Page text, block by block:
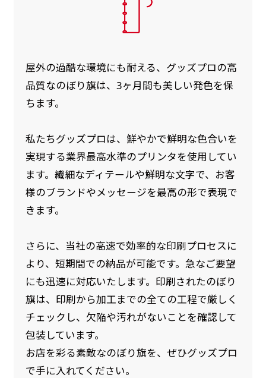
屋外の過酷な環境にも耐える、グッズプロの高
品質なのぼり旗は、3ヶ月間も美しい発色を保
ちます。
私たちグッズプロは、鮮やかで鮮明な色合いを
実現する業界最高水準のプリンタを使用してい
ます。繊細なディテールや鮮明な文字で、お客
様のブランドやメッセージを最高の形で表現で
きます。
さらに、当社の高速で効率的な印刷プロセスに
より、短期間での納品が可能です。急なご要望
にも迅速に対応いたします。印刷されたのぼり
旗は、印刷から加工までの全ての工程で厳しく
チェックし、欠陥や汚れがないことを確認して
包装しています。
お店を彩る素敵なのぼり旗を、ぜひグッズプロ
で手に入れてください。